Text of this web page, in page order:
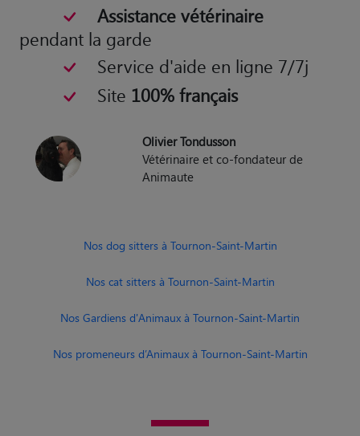
Assistance vétérinaire
pendant la garde
Service d'aide en ligne 7/7j
Site 100% français
Olivier Tondusson
Vétérinaire et co-fondateur de
Animaute
Nos dog sitters à Tournon-Saint-Martin
Nos cat sitters à Tournon-Saint-Martin
Nos Gardiens d'Animaux à Tournon-Saint-Martin
Nos promeneurs d’Animaux à Tournon-Saint-Martin